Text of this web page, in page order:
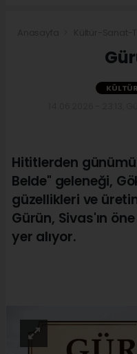
Hititlerden
Belde" geleneği,
güzellikleri ve
Gürün, Sivas'ın
yer alıyor.